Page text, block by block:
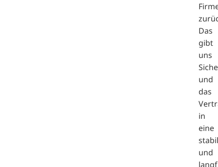
Das
gibt
uns
und
das
in
eine
und